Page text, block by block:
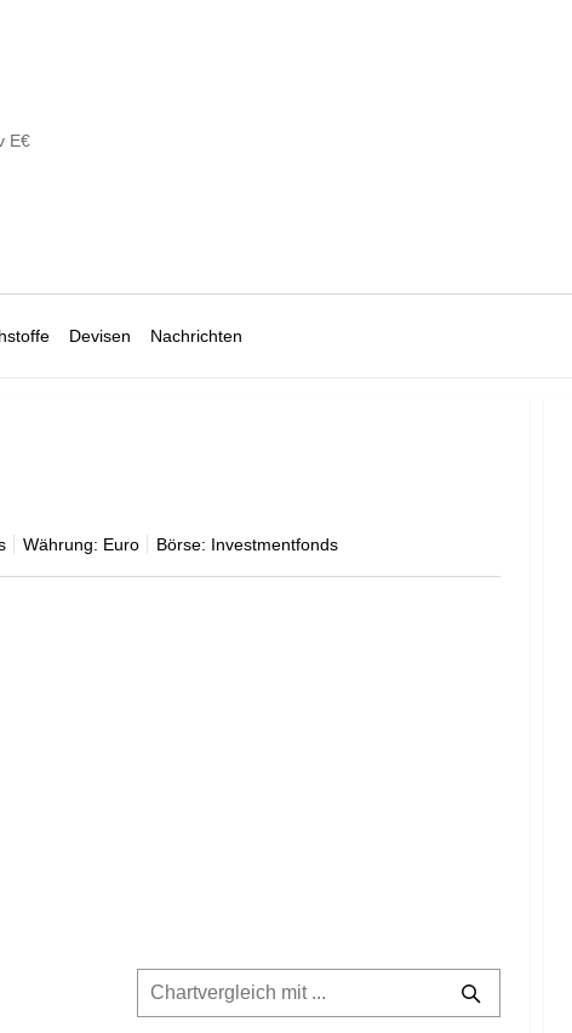
E€
Devisen Nachrichten
Währung: Euro Börse: Investmentfonds